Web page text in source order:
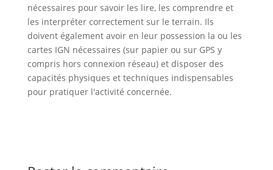
nécessaires pour savoir les lire, les comprendre et
les interpréter correctement sur le terrain. Ils
doivent également avoir en leur possession la ou les
cartes IGN nécessaires (sur papier ou sur GPS y
compris hors connexion réseau) et disposer des
capacités physiques et techniques indispensables
pour pratiquer l'activité concernée.